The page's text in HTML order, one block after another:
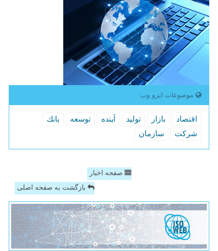
موضوعات ایزو وب
اقتصاد بازار تولید آینده توسعه
بانك
شركت
سازمان
صفحه اخبار
بازگشت به صفحه اصلی